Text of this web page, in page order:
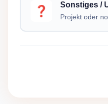
❓ Sonstiges /
Projekt oder